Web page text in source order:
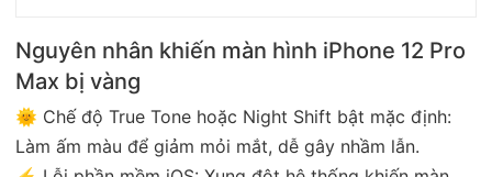
Nguyên nhân khiến màn hình iPhone 12 Pro
Max bị vàng
🌞 Chế độ True Tone hoặc Night Shift bật mặc định:
Làm ấm màu để giảm mỏi mắt, dễ gây nhầm lẫn.